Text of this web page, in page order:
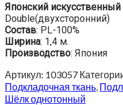
Японский
Double(двухсторонний)
Состав: PL-100%
Ширина: 1,4 м.
Производство: Япония
Артикул: 103057
Подкладочная ткань,
Шёлк однотонный